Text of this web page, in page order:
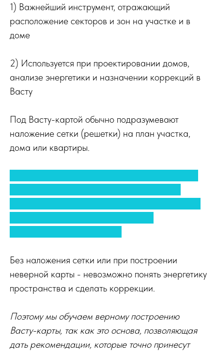
1) Важнейший инструмент, отражающий
расположение секторов и зон на участке и в
доме
2) Используется при проектировании домов,
анализе энергетики и назначении коррекций в
Васту
Под Васту-картой обычно подразумевают
наложение сетки (решетки) на план участка,
дома или квартиры.
Без наложения сетки или при построении
неверной карты - невозможно понять энергетику
пространства и сделать коррекции.
Поэтому мы обучаем верному построению
Васту-карты, так как это основа, позволяющая
дать рекомендации, которые точно принесут